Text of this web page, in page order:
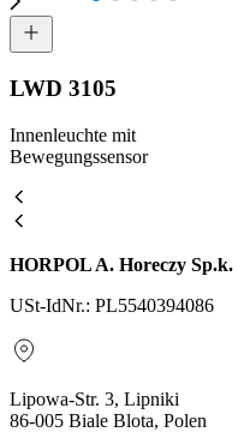
LWD 3105
Innenleuchte mit
Bewegungssensor
HORPOL A. Horeczy Sp.k.
USt-IdNr.: PL5540394086
Lipowa-Str. 3, Lipniki
86-005 Biale Blota, Polen